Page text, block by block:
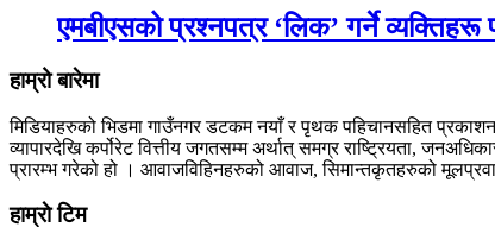
एमबीएसको प्रश्नपत्र ‘लिक’ गर्ने व्यक्तिहरू
हाम्रो बारेमा
मिडियाहरुको भिडमा गाउँनगर डटकम नयाँ र पृथक पहिचानसहित
व्यापारदेखि कर्पोरेट वित्तीय जगतसम्म अर्थात् समग्र राष्ट्रियता,
प्रारम्भ गरेको हो । आवाजविहिनहरुको आवाज, सिमान्तकृतहरुको
हाम्राे टिम